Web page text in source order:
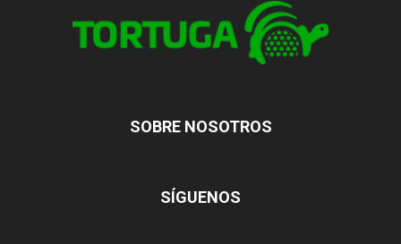
SOBRE NOSOTROS
SÍGUENOS